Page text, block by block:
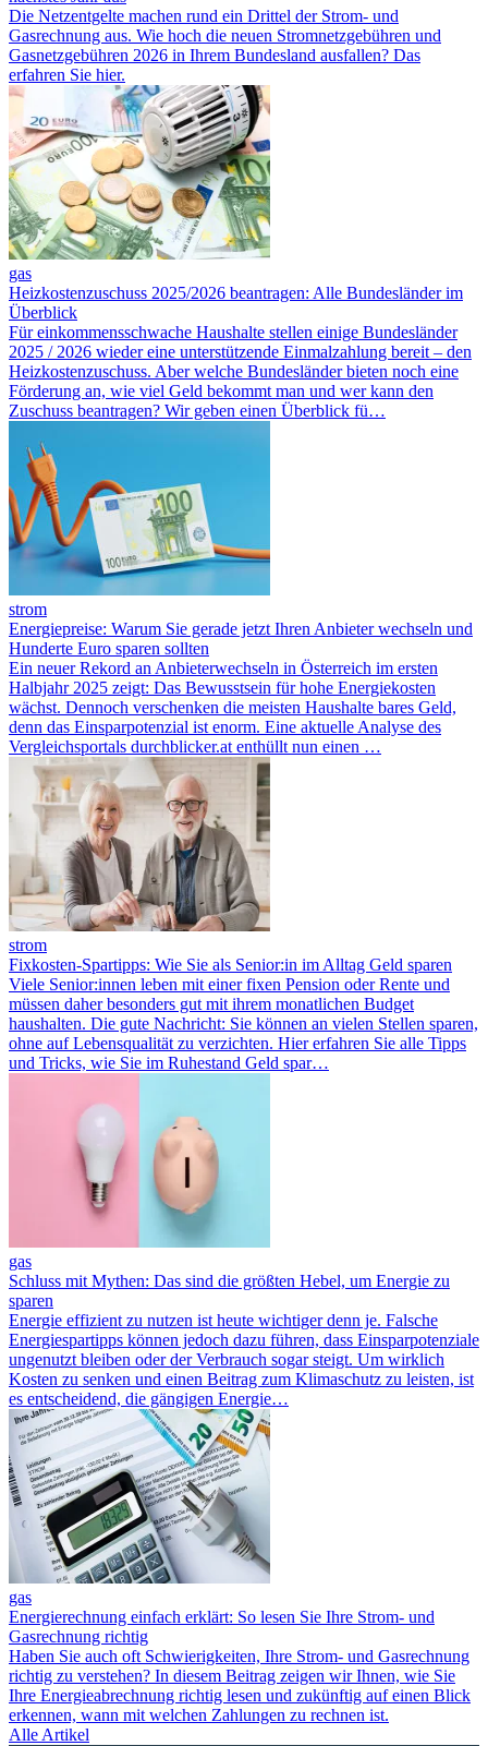
Die Netzentgelte machen rund ein Drittel der Strom- und
Gasrechnung aus. Wie hoch die neuen Stromnetzgebühren und
Gasnetzgebühren 2026 in Ihrem Bundesland ausfallen? Das
erfahren Sie hier.
gas
Heizkostenzuschuss 2025/2026 beantragen: Alle Bundesländer im
Überblick
Für ein­kommensschwache Haushalte stellen einige Bundesländer
2025 / 2026 wieder eine unter­stützende Einmal­zahlung bereit – den
Heizkostenzuschuss. Aber welche Bundesländer bieten noch eine
Förderung an, wie viel Geld bekommt man und wer kann den
Zuschuss be­antragen? Wir geben einen Überblick fü…
strom
Energiepreise: Warum Sie gerade jetzt Ihren Anbieter wechseln und
Hunderte Euro sparen sollten
Ein neuer Rekord an Anbieterwechseln in Österreich im ersten
Halbjahr 2025 zeigt: Das Bewusstsein für hohe Energiekosten
wächst. Dennoch verschenken die meisten Haushalte bares Geld,
denn das Einsparpotenzial ist enorm. Eine aktuelle Analyse des
Vergleichsportals durchblicker.at enthüllt nun einen …
strom
Fixkosten-Spartipps: Wie Sie als Senior:in im Alltag Geld sparen
Viele Senior:innen leben mit einer fixen Pension oder Rente und
müssen daher besonders gut mit ihrem monatlichen Budget
haushalten. Die gute Nachricht: Sie können an vielen Stellen sparen,
ohne auf Lebensqualität zu verzichten. Hier erfahren Sie alle Tipps
und Tricks, wie Sie im Ruhestand Geld spar…
gas
Schluss mit Mythen: Das sind die größten Hebel, um Energie zu
sparen
Energie effizient zu nutzen ist heute wichtiger denn je. Falsche
Energiespartipps können jedoch dazu führen, dass Einsparpotenziale
ungenutzt bleiben oder der Verbrauch sogar steigt. Um wirklich
Kosten zu senken und einen Beitrag zum Klimaschutz zu leisten, ist
es entscheidend, die gängigen Energie…
gas
Energierechnung einfach erklärt: So lesen Sie Ihre Strom- und
Gasrechnung richtig
Haben Sie auch oft Schwierigkeiten, Ihre Strom- und Gasrechnung
richtig zu verstehen? In diesem Beitrag zeigen wir Ihnen, wie Sie
Ihre Energieabrechnung richtig lesen und zukünftig auf einen Blick
erkennen, wann mit welchen Zahlungen zu rechnen ist.
Alle Artikel